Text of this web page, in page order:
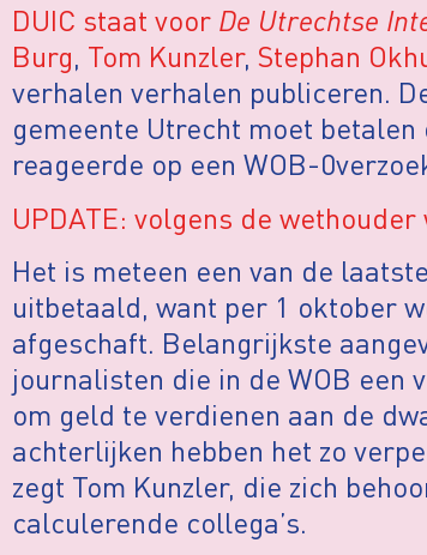
DUIC staat voor De Utrechtse
Burg, Tom Kunzler, Stephan
verhalen verhalen publiceren.
gemeente Utrecht moet
reageerde op een WOB-
UPDATE: volgens de
Het is meteen een van de
uitbetaald, want per 1 oktober
afgeschaft. Belangrijkste
journalisten die in de WOB een
om geld te verdienen aan de
achterlijken hebben het zo
zegt Tom Kunzler, die zich
calculerende collega’s.